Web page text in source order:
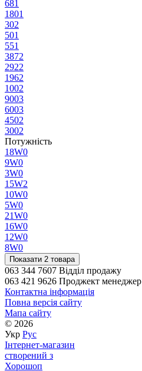
681
1801
302
501
551
3872
2922
1962
1002
9003
6003
4502
3002
Потужність
18W0
9W0
3W0
15W2
10W0
5W0
21W0
16W0
12W0
8W0
Показати 2 товара
063 344 7607 Відділ продажу
063 421 9626 Проджект менеджер
Контактна інформація
Повна версія сайту
Мапа сайту
© 2026
Укр Рус
Інтернет-магазин
створений з
Хорошоп